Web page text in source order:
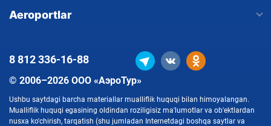
Aeroportlar
© 2006–2026 ООО «АэроТур»
Ushbu saytdagi barcha materiallar mualliflik huquqi bilan himoyalangan.
Mualliflik huquqi egasining oldindan roziligisiz ma'lumotlar va ob'ektlardan
nusxa ko'chirish, tarqatish (shu jumladan Internetdagi boshqa saytlar va
8 812336-16-88